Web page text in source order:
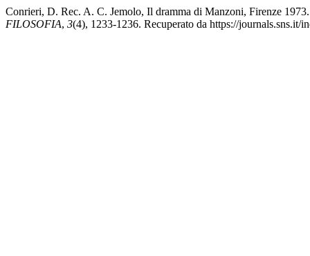
Conrieri, D. Rec. A. C. Jemolo, Il dramma di Manzoni, Firenze
FILOSOFIA, 3(4), 1233-1236. Recuperato da https://journals.sns.it/